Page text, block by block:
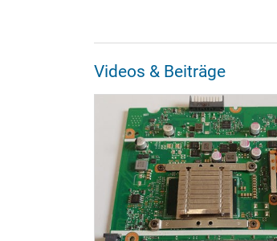
Videos & Beiträge